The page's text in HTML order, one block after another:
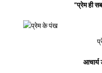
“प्रेम ही
आचार्य